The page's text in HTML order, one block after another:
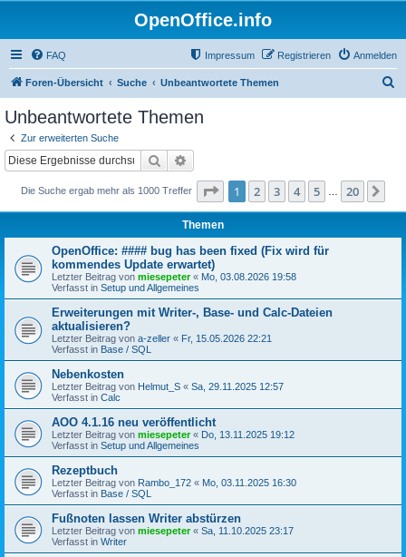
OpenOffice.info
FAQ Anmelden
Registrieren
Impressum
Foren-Übersicht Suche Unbeantwortete Themen
Unbeantwortete Themen
Zur erweiterten Suche
Suche
Die Suche ergab mehr als 1000 Treffer Seite 1von 20
1 2 3 4 5 20
Themen
OpenOffice: #### bug has been fixed (Fix wird für
kommendes Update erwartet)
Letzter Beitrag von miesepeter« Mo, 03.08.2026 19:58
Verfasst in Setup und Allgemeines
Erweiterungen mit Writer-, Base- und Calc-Dateien
aktualisieren?
Letzter Beitrag von a-zeller « Fr, 15.05.2026 22:21
Verfasst in Base / SQL
Nebenkosten
Letzter Beitrag von Helmut_S « Sa, 29.11.2025 12:57
Verfasst in Calc
AOO 4.1.16 neu veröffentlicht
Letzter Beitrag von miesepeter« Do, 13.11.2025 19:12
Verfasst in Setup und Allgemeines
Rezeptbuch
Letzter Beitrag von Rambo_172 « Mo, 03.11.2025 16:30
Verfasst in Base / SQL
Fußnoten lassen Writer abstürzen
Letzter Beitrag von miesepeter« Sa, 11.10.2025 23:17
Verfasst in Writer